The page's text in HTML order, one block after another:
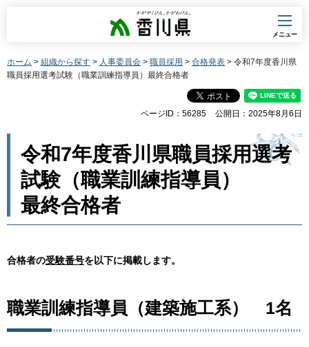
香川県
メニュー
ホーム > 組織から探す > 人事委員会 > 職員採用 > 合格発表 > 令和7年度香川県
職員採用選考試験（職業訓練指導員）最終合格者
ページID：56285 公開日：2025年8月6日
令和7年度香川県職員採用選考
試験（職業訓練指導員）
最終合格者
合格者の受験番号を以下に掲載します。
職業訓練指導員（建築施工系） 1名